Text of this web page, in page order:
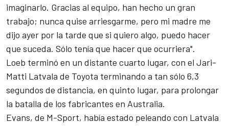
imaginarlo. Gracias al equipo, han hecho un gran
trabajo; nunca quise arriesgarme, pero mi madre me
dijo ayer por la tarde que si quiero algo, puedo hacer
que suceda. Sólo tenía que hacer que ocurriera".
Loeb terminó en un distante cuarto lugar, con el Jari-
Matti Latvala de Toyota terminando a tan sólo 6,3
segundos de distancia, en quinto lugar, para prolongar
la batalla de los fabricantes en Australia.
Evans, de M-Sport, había estado peleando con Latvala